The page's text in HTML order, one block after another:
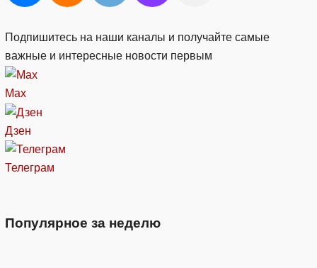
Подпишитесь на наши каналы и получайте самые
важные и интересные новости первым
Max
Дзен
Телеграм
Популярное за неделю